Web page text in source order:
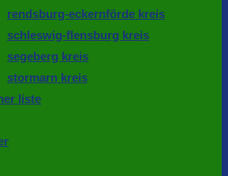
rendsburg-eckernförde kreis
schleswig-flensburg kreis
segeberg kreis
stormarn kreis
liste